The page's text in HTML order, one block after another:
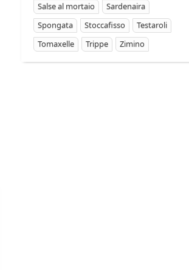
Salse al mortaio
Sardenaira
Spongata
Stoccafisso
Testaroli
Tomaxelle
Trippe Zimino